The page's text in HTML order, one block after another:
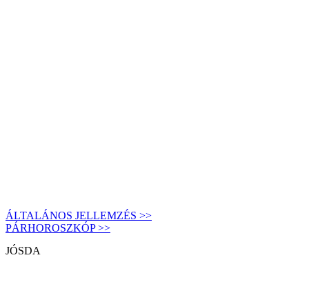
ÁLTALÁNOS JELLEMZÉS >>
PÁRHOROSZKÓP >>
JÓSDA